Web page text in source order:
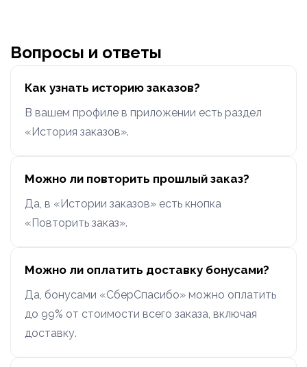
Вопросы и ответы
Как узнать историю заказов?
В вашем профиле в приложении есть раздел
«История заказов».
Можно ли повторить прошлый заказ?
Да, в «Истории заказов» есть кнопка
«Повторить заказ».
Можно ли оплатить доставку бонусами?
Да, бонусами «СберСпасибо» можно оплатить
до 99% от стоимости всего заказа, включая
доставку.